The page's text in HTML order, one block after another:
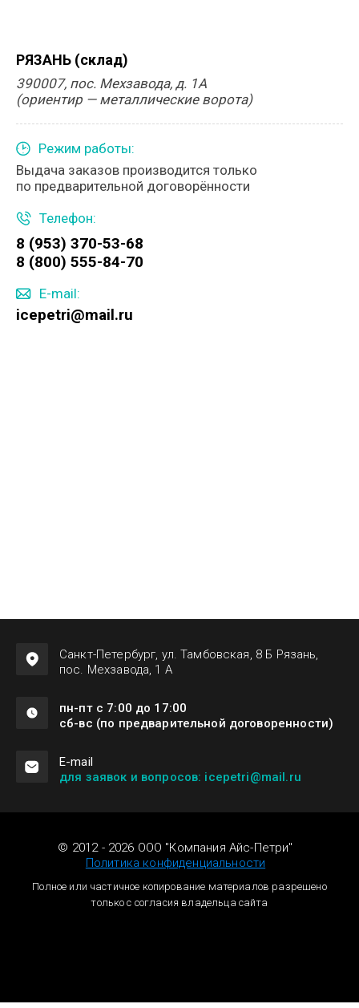
РЯЗАНЬ (склад)
390007, пос. Мехзавода, д. 1А
(ориентир — металлические ворота)
Режим работы:
Выдача заказов производится только
по предварительной договорённости
Телефон:
8 (953) 370-53-68
8 (800) 555-84-70
E-mail:
icepetri@mail.ru
Санкт-Петербург, ул. Тамбовская, 8 Б Рязань,
пос. Мехзавода, 1 А
пн-пт с 7:00 до 17:00
сб-вс (по предварительной договоренности)
Е-mail
для заявок и вопросов: icepetri@mail.ru
© 2012 - 2026 ООО "Компания Айс-Петри"
Политика конфиденциальности
Полное или частичное копирование материалов разрешено
только с согласия владельца сайта